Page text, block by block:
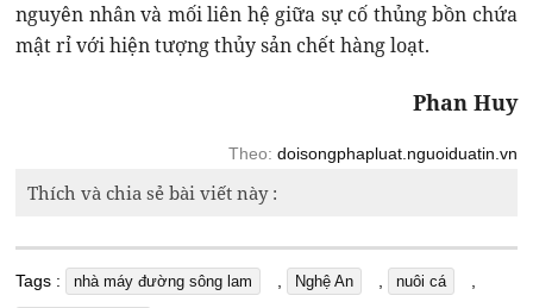
nguyên nhân và mối liên hệ giữa sự cố thủng bồn chứa
mật rỉ với hiện tượng thủy sản chết hàng loạt.
Phan Huy
Theo: doisongphapluat.nguoiduatin.vn
Thích và chia sẻ bài viết này :
Tags : nhà máy đường sông lam , Nghệ An , nuôi cá ,